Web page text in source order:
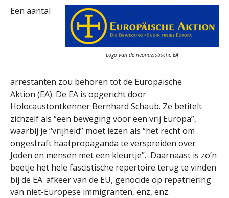
Logo van de neonazistische EA
Een aantal
arrestanten zou behoren tot de Europäische
Aktion (EA). De EA is opgericht door
Holocaustontkenner Bernhard Schaub. Ze betitelt
zichzelf als “een beweging voor een vrij Europa”,
waarbij je “vrijheid” moet lezen als “het recht om
ongestraft haatpropaganda te verspreiden over
Joden en mensen met een kleurtje”. Daarnaast is zo’n
beetje het hele fascistische repertoire terug te vinden
bij de EA: afkeer van de EU, genocideop repatriëring
van niet-Europese immigranten, enz, enz.